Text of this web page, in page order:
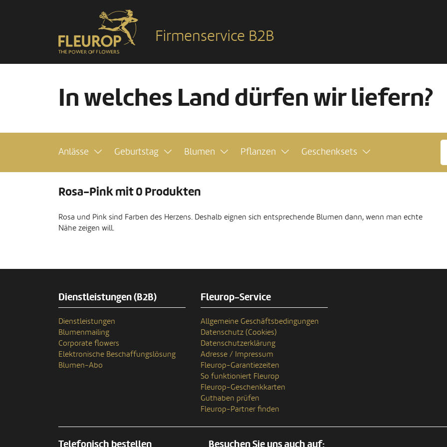
Firmenservice B2B
In welches Land dürfen wir liefern?
Anlässe Geburtstag Blumen Pflanzen Geschenksets
Rosa-Pink mit 0 Produkten
Rosa und Pink sind Farben des Herzens. Deshalb eignen sich entsprechende Blumen dann, wenn man echte
Nähe zeigen will.
Dienstleistungen (B2B)
Dienstleistungen
Blumenmailing
Corporate flowers
Elektronische Beschaffungslösung
Blumen-Abo
Fleurop-Service
Allgemeine Geschäftsbedingungen
Datenschutz (Cookies)
Datenschutzerklärung
Adresse / Impressum
Fleurop-Garantiezeiten
So funktioniert Fleurop
Fleurop-Geschenkkarten
Guthaben prüfen
Fleurop-Partner finden
Telefonisch bestellen Besuchen Sie uns auch auf: